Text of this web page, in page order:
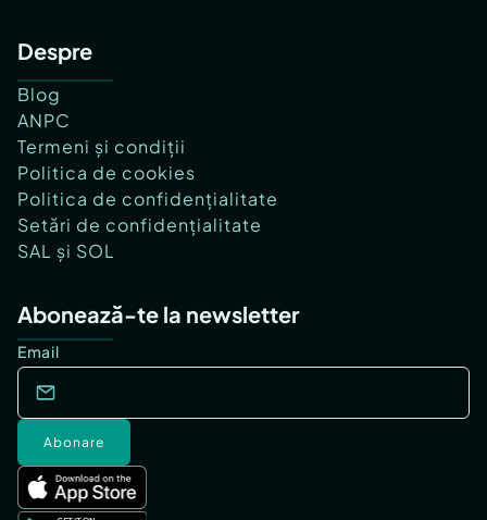
Despre
Blog
ANPC
Termeni și condiții
Politica de cookies
Politica de confidențialitate
Setări de confidențialitate
SAL și SOL
Abonează-te la newsletter
Email
Abonare